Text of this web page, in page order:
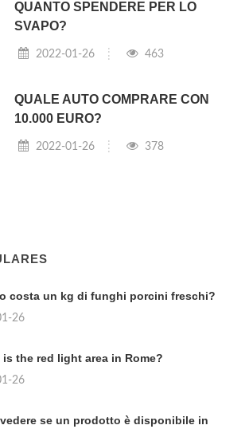
QUANTO SPENDERE PER LO
SVAPO?
2022-01-26 463
QUALE AUTO COMPRARE CON
10.000 EURO?
2022-01-26 378
costa un kg di funghi porcini freschi?
26
is the red light area in Rome?
26
se un prodotto è disponibile in